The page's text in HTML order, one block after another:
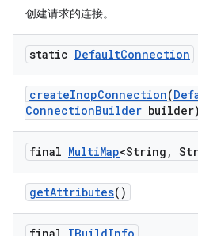
创建请求的连接。
static DefaultConnection
createInopConnection(
ConnectionBuilder builder)
final MultiMap<String ,
getAttributes()